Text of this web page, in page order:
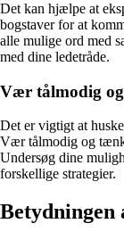
Det kan hjælpe at
bogstaver for at
alle mulige ord med
med dine ledetråde.
Vær tålmodig
Det er vigtigt at
Vær tålmodig og
Undersøg dine
forskellige strategier.
Betydningen